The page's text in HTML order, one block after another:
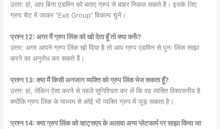
उत्तर: हां, आप बिना एडमिन को बताए ग्रुप से बाहर निकल सकते हैं। इसके लिए
ग्रुप चैट में जाकर “Exit Group” विकल्प चुनें।
प्रश्न 12: अगर मैं ग्रुप लिंक को खो देता हूँ तो क्या करूँ?
उत्तर: अगर आपने ग्रुप लिंक खो दिया है तो आप ग्रुप एडमिन से पुनः लिंक साझा
करने का अनुरोध कर सकते हैं।
प्रश्न 13: क्या मैं किसी अनजान व्यक्ति को ग्रुप लिंक भेज सकता हूँ?
उत्तर: हां, लेकिन ऐसा करने से पहले सुनिश्चित कर लें कि वह व्यक्ति विश्वसनीय है
क्योंकि ग्रुप लिंक के माध्यम से कोई भी व्यक्ति ग्रुप में जुड़ सकता है।
प्रश्न 14: क्या ग्रुप लिंक को व्हाट्सएप के अलावा अन्य प्लेटफार्म पर साझा किया जा